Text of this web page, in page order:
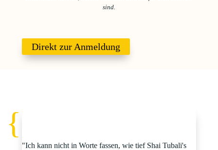
sind.
Direkt zur Anmeldung
"Ich kann nicht in Worte fassen, wie tief Shai Tubali's